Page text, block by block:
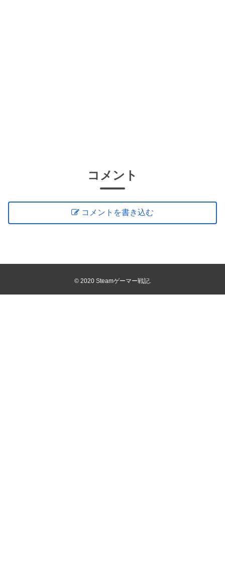
コメント
コメントを書き込む
© 2020 Steamゲーマー戦記.